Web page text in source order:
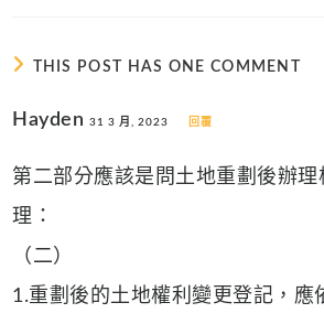
THIS POST HAS ONE COMMENT
Hayden 31 3 月, 2023 回覆
第二部分應該是問土地重劃後辦
理：
（二）
1.重劃後的土地權利變更登記，應